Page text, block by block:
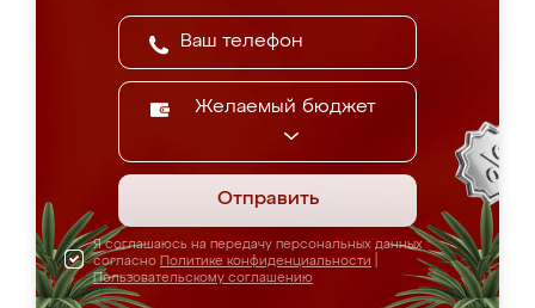
Желаемый бюджет
Отправить
Я соглашаюсь на передачу персональных данных
согласно Политике конфиденциальности
Пользовательскому соглашению